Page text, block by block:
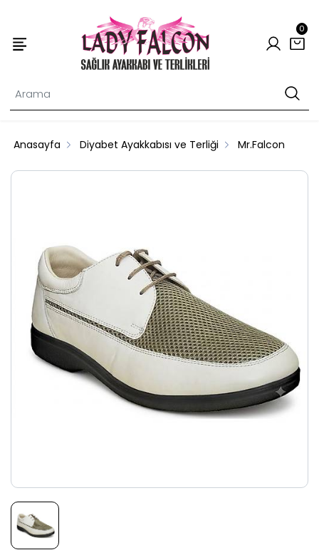
0
Anasayfa Diyabet Ayakkabısı ve Terliği Mr.Falcon